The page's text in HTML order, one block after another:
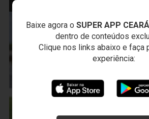
Baixe agora o SUPER APP
dentro de conteúdos
Clique nos links abaixo e faça
experiência: